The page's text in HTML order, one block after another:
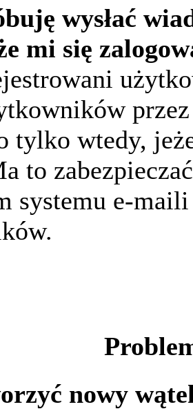
wysłać
mi się
tylko wtedy,
to
systemu e-
nowy